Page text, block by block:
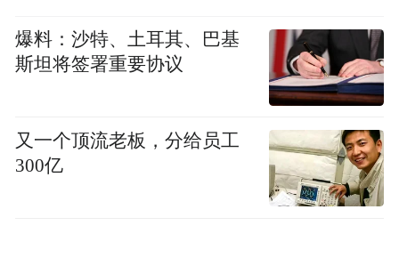
爆料：沙特、土耳其、巴基
斯坦将签署重要协议
又一个顶流老板，分给员工
300亿